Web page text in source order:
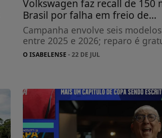
Volkswagen faz recall de 150
Brasil por falha em freio de...
Campanha envolve seis
entre 2025 e 2026; reparo é
O ISABELENSE - 22 DE JUL